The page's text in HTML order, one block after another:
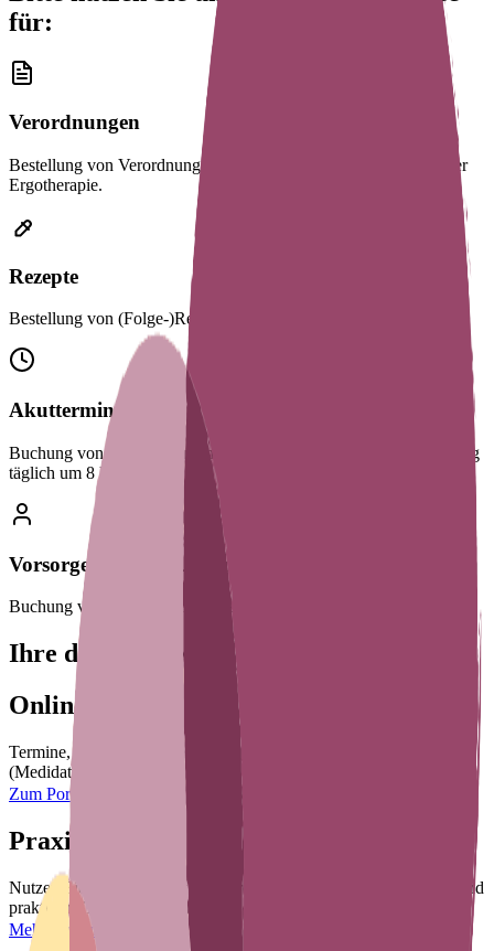
für:
Verordnungen
Bestellung von Verordnungen für Logopädie, Physiotherapie oder
Ergotherapie.
Rezepte
Bestellung von (Folge-)Rezepten.
Akuttermine
Buchung von Terminen in unserer Akutsprechstunde (Freischaltung
täglich um 8 Uhr).
Vorsorgeuntersuchungen
Buchung von Terminen für Vorsorgeuntersuchungen (U7 bis U9).
Ihre digitalen Möglichkeiten
Online-Service
Termine, Rezepte und Verordnungen direkt über unser Web-Portal
(Medidate) anfordern.
Zum Portal (Web)
PraxisApp
Nutzen Sie unsere App für die direkte Kommunikation per Chat und
praktische Terminerinnerungen.
Mehr zur App